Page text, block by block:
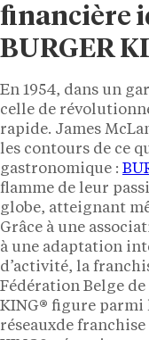
financière
BURGER
En 1954, dans un
celle de
rapide. James
les contours de ce
gastronomique :
flamme de leur
globe, atteignant
Grâce à une
à une adaptation
d’activité, la
Fédération Belge de
KING® figure parmi
réseauxde